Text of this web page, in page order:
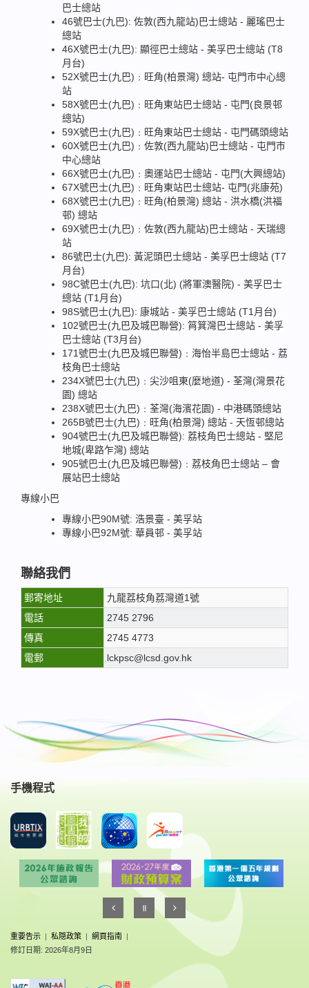
巴士總站
46號巴士(九巴): 佐敦(西九龍站)巴士總站 - 麗瑤巴士
總站
46X號巴士(九巴): 顯徑巴士總站 - 美孚巴士總站 (T8
月台)
52X號巴士(九巴)﹕旺角(柏景灣) 總站- 屯門巿中心總
站
58X號巴士(九巴)﹕旺角東站巴士總站 - 屯門(良景邨
總站)
59X號巴士(九巴)﹕旺角東站巴士總站 - 屯門碼頭總站
60X號巴士(九巴)﹕佐敦(西九龍站)巴士總站 - 屯門巿
中心總站
66X號巴士(九巴)﹕奧運站巴士總站 - 屯門(大興總站)
67X號巴士(九巴)﹕旺角東站巴士總站- 屯門(兆康苑)
68X號巴士(九巴)﹕旺角(柏景灣) 總站 - 洪水橋(洪福
邨) 總站
69X號巴士(九巴)﹕佐敦(西九龍站)巴士總站 - 天瑞總
站
86號巴士(九巴): 黃泥頭巴士總站 - 美孚巴士總站 (T7
月台)
98C號巴士(九巴): 坑口(北) (將軍澳醫院) - 美孚巴士
總站 (T1月台)
98S號巴士(九巴): 康城站 - 美孚巴士總站 (T1月台)
102號巴士(九巴及城巴聯營): 筲箕灣巴士總站 - 美孚
巴士總站 (T3月台)
171號巴士(九巴及城巴聯營)﹕海怡半島巴士總站 - 荔
枝角巴士總站
234X號巴士(九巴)﹕尖沙咀東(麼地道) - 荃灣(灣景花
園) 總站
238X號巴士(九巴)﹕荃灣(海濱花園) - 中港碼頭總站
265B號巴士(九巴)﹕旺角(柏景灣) 總站 - 天恆邨總站
904號巴士(九巴及城巴聯營): 荔枝角巴士總站 - 堅尼
地城(卑路乍灣) 總站
905號巴士(九巴及城巴聯營)﹕荔枝角巴士總站 – 會
展站巴士總站
專線小巴
專線小巴90M號: 浩景臺 - 美孚站
專線小巴92M號: 華員邨 - 美孚站
聯絡我們
郵寄地址
九龍荔枝角荔灣道1號
電話
2745 2796
傳真
2745 4773
電郵
lckpsc@lcsd.gov.hk
手機程式
重要告示 | 私隠政策 | 網頁指南 |
修訂日期: 2026年8月9日